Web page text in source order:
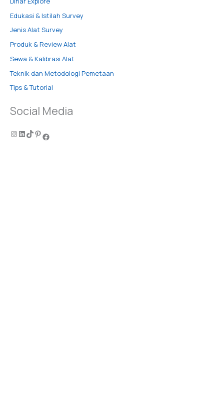
Edukasi & Istilah Survey
Jenis Alat Survey
Produk & Review Alat
Sewa & Kalibrasi Alat
Teknik dan Metodologi Pemetaan
Tips & Tutorial
Social Media